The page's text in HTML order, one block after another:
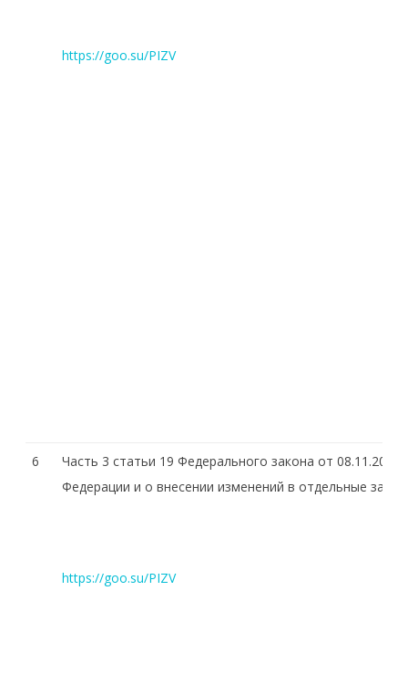
https://goo.su/PIZV
6
Часть 3 статьи 19 Федерального закона от
Федерации и о внесении изменений в отдельные
https://goo.su/PIZV